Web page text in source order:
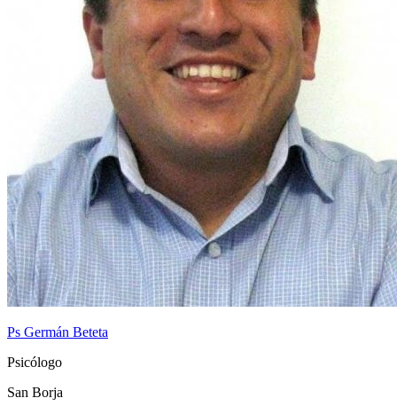
Ps Germán Beteta
Psicólogo
San Borja